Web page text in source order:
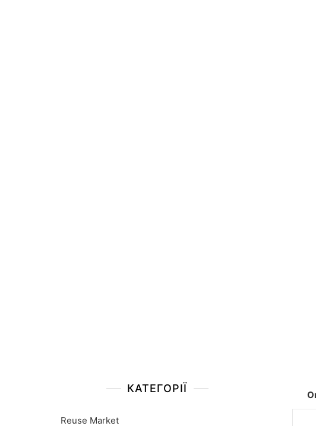
КАТЕГОРІЇ
Reuse Market